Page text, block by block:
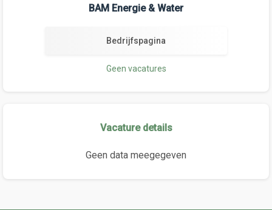
BAM Energie & Water
Bedrijfspagina
Geen vacatures
Vacature details
Geen data meegegeven